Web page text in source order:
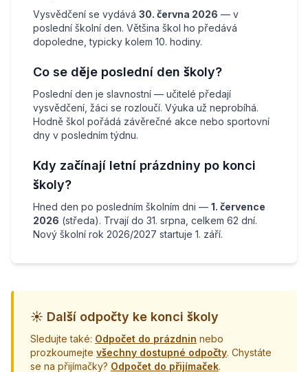
Vysvědčení se vydává 30. června 2026 — v
poslední školní den. Většina škol ho předává
dopoledne, typicky kolem 10. hodiny.
Co se děje poslední den školy?
Poslední den je slavnostní — učitelé předají
vysvědčení, žáci se rozloučí. Výuka už neprobíhá.
Hodně škol pořádá závěrečné akce nebo sportovní
dny v posledním týdnu.
Kdy začínají letní prázdniny po konci
školy?
Hned den po posledním školním dni — 1. července
2026 (středa). Trvají do 31. srpna, celkem 62 dní.
Nový školní rok 2026/2027 startuje 1. září.
☀️ Další odpočty ke konci školy
Sledujte také: Odpočet do prázdnin nebo
prozkoumejte všechny dostupné odpočty. Chystáte
se na přijímačky? Odpočet do přijímaček.